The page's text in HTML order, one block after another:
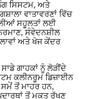
ਸਿਸਟਮ, ਅਤੇ
ਵਾਤਾਵਰਣਾਂ ਵਿੱਚ
ਸਹੂਲਤਾਂ ਲਈ
ਸੰਵੇਦਨਸ਼ੀਲ
ਅਤੇ ਖੋਜ ਕੇਂਦਰ
ਗਾਹਕਾਂ ਨੂੰ ਲੋੜੀਂਦੇ
ਕਲੀਨਰੂਮ ਡਿਜ਼ਾਈਨ
ਤੋਂ ਮਾਹਰ ਹਨ,
ਤੋਂ ਮੁਕਤ ਰੱਖਣ